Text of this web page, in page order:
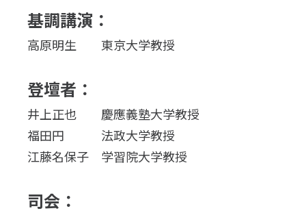
基調講演：
高原明生 東京大学教授
登壇者：
井上正也 慶應義塾大学教授
福田円 法政大学教授
江藤名保子 学習院大学教授
司会：